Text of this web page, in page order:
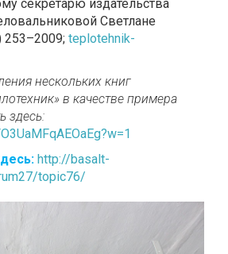
секретарю издательства
Светлане
253–2009; teplotehnik-
нескольких книг
в качестве примера
здесь:
http://basalt-
topic76/